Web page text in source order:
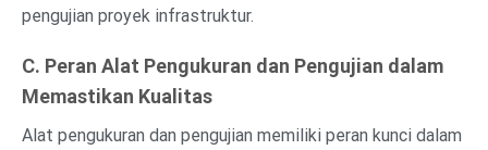
pengujian proyek infrastruktur.
C. Peran Alat Pengukuran dan Pengujian dalam
Memastikan Kualitas
Alat pengukuran dan pengujian memiliki peran kunci dalam